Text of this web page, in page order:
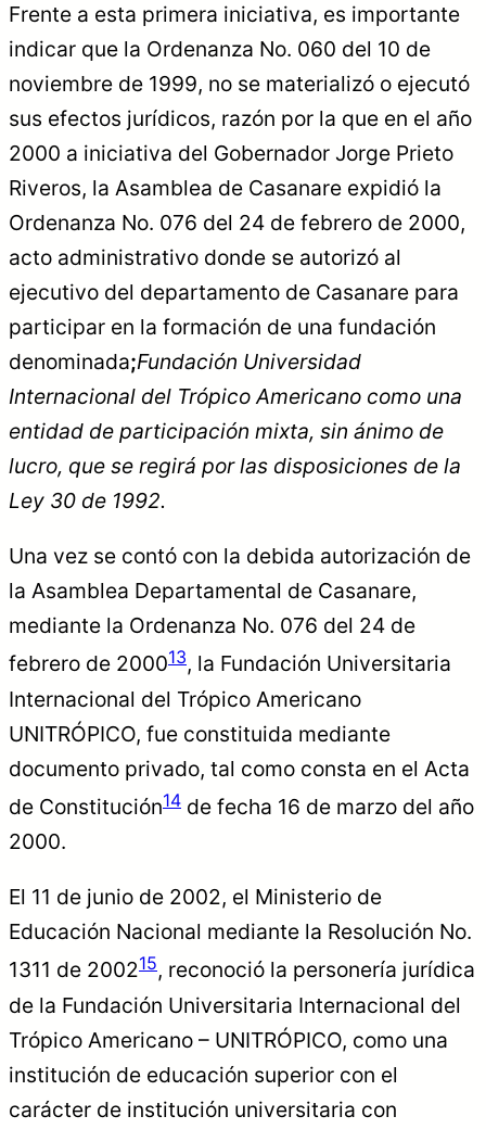
Frente a esta primera iniciativa, es importante
indicar que la Ordenanza No. 060 del 10 de
noviembre de 1999, no se materializó o ejecutó
sus efectos jurídicos, razón por la que en el año
2000 a iniciativa del Gobernador Jorge Prieto
Riveros, la Asamblea de Casanare expidió la
Ordenanza No. 076 del 24 de febrero de 2000,
acto administrativo donde se autorizó al
ejecutivo del departamento de Casanare para
participar en la formación de una fundación
denominada;Fundación Universidad
Internacional del Trópico Americano como una
entidad de participación mixta, sin ánimo de
lucro, que se regirá por las disposiciones de la
Ley 30 de 1992.
Una vez se contó con la debida autorización de
la Asamblea Departamental de Casanare,
mediante la Ordenanza No. 076 del 24 de
febrero de 200013, la Fundación Universitaria
Internacional del Trópico Americano
UNITRÓPICO, fue constituida mediante
documento privado, tal como consta en el Acta
de Constitución14 de fecha 16 de marzo del año
2000.
El 11 de junio de 2002, el Ministerio de
Educación Nacional mediante la Resolución No.
1311 de 200215, reconoció la personería jurídica
de la Fundación Universitaria Internacional del
Trópico Americano – UNITRÓPICO, como una
institución de educación superior con el
carácter de institución universitaria con